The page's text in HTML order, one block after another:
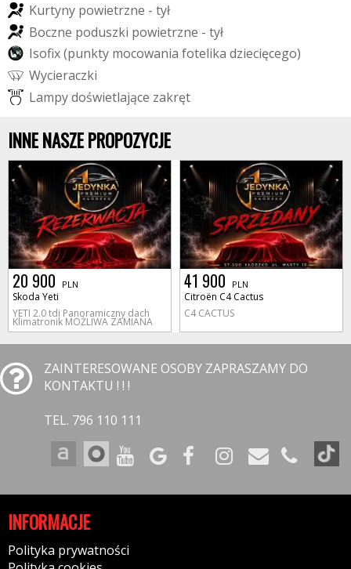
Kurtyny powietrzne - tył
Boczne poduszki powietrzne - tył
Isofx(punkty mocowania fotelika dziecięcego)
Wycieraczki
Lampydoświetlające zakręt
INNE NASZE PROPOZYCJE
20 900 PLN
Skoda Yeti
YETI 2.0 tdi Panoramiczny dach
Klimatronik MOŻLIWA ZAMIANA
41 900 PLN
Citroën C4 Cactus
C4 CACTUS
ZAINTERESOWANE OSOBY ZAPRASZAMY DO
KONTAKTU ! ! !
TEL. 796 110 111
INFORMACJE
Polityka prywatności